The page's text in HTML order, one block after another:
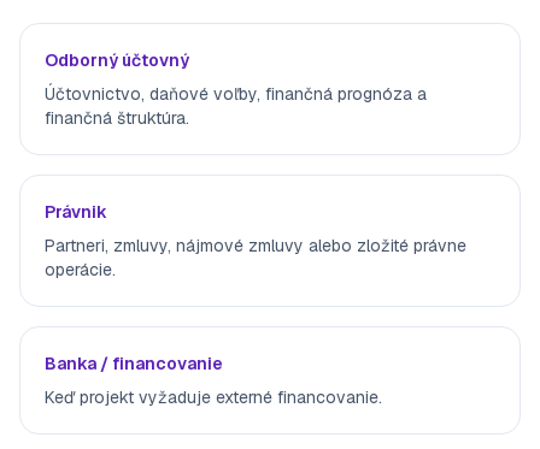
Odborný účtovný
Účtovnictvo, daňové voľby, finančná prognóza a
finančná štruktúra.
Právnik
Partneri, zmluvy, nájmové zmluvy alebo zložité právne
operácie.
Banka / financovanie
Keď projekt vyžaduje externé financovanie.